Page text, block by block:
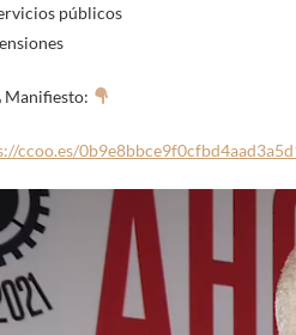
públicos
ccoo.es/